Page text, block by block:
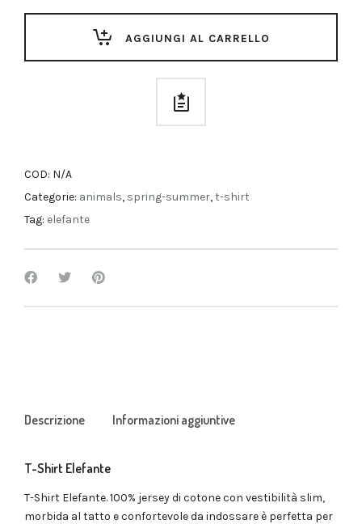
AGGIUNGI AL CARRELLO
COD: N/A
Categorie: animals, spring-summer,t-shirt
Tag: elefante
Descrizione Informazioni aggiuntive
T-Shirt Elefante
T-Shirt Elefante. 100% jersey di cotone con vestibilità slim,
morbida al tatto e confortevole da indossare è perfetta per